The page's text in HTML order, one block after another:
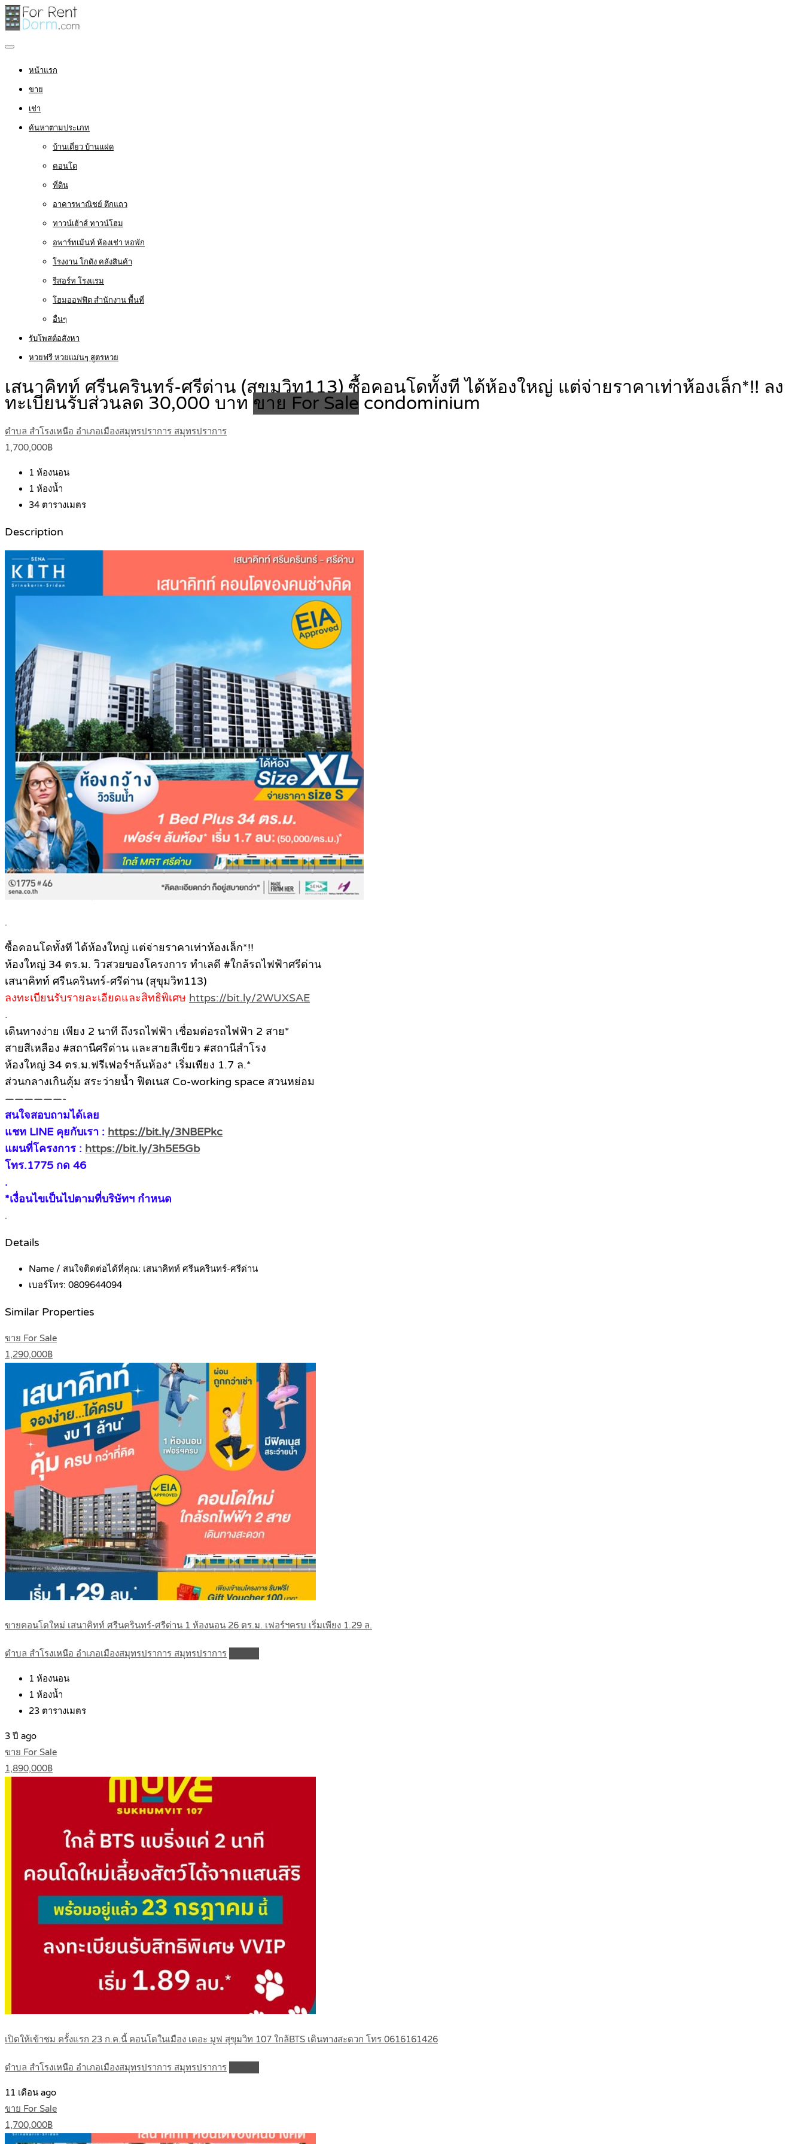
หน้าแรก
ขาย
เช่า
ค้นหาตามประเภท
บ้านเดี่ยว บ้านแฝด
คอนโด
ที่ดิน
อาคารพาณิชย์ ตึกแถว
ทาวน์เฮ้าส์ ทาวน์โฮม
อพาร์ทเม้นท์ ห้องเช่า หอพัก
โรงงาน โกดัง คลังสินค้า
รีสอร์ท โรงแรม
โฮมออฟฟิต สำนักงาน พื้นที่
อื่นๆ
รับโพสต์อสังหา
หวยฟรี หวยแม่นๆ สูตรหวย
เสนาคิทท์ ศรีนครินทร์-ศรีด่าน (สุขุมวิท113) ซื้อคอนโดทั้งที ได้ห้องใหญ่ แต่จ่ายราคาเท่าห้องเล็ก*!! ลง
ทะเบียนรับส่วนลด 30,000 บาท ขาย For Sale condominium
ตำบล สำโรงเหนือ อำเภอเมืองสมุทรปราการ สมุทรปราการ
1,700,000฿
1 ห้องนอน
1 ห้องน้ำ
34 ตารางเมตร
Description
.
ซื้อคอนโดทั้งที ได้ห้องใหญ่ แต่จ่ายราคาเท่าห้องเล็ก*!!
ห้องใหญ่ 34 ตร.ม. วิวสวยของโครงการ ทำเลดี #ใกล้รถไฟฟ้าศรีด่าน
เสนาคิทท์ ศรีนครินทร์-ศรีด่าน (สุขุมวิท113)
ลงทะเบียนรับรายละเอียดและสิทธิพิเศษ https://bit.ly/2WUXSAE
.
เดินทางง่าย เพียง 2 นาที ถึงรถไฟฟ้า เชื่อมต่อรถไฟฟ้า 2 สาย*
สายสีเหลือง #สถานีศรีด่าน และสายสีเขียว #สถานีสำโรง
ห้องใหญ่ 34 ตร.ม.ฟรีเฟอร์ฯล้นห้อง* เริ่มเพียง 1.7 ล.*
ส่วนกลางเกินคุ้ม สระว่ายน้ำ ฟิตเนส Co-working space สวนหย่อม
——————-
สนใจสอบถามได้เลย
แชท LINE คุยกับเรา : https://bit.ly/3NBEPkc
แผนที่โครงการ : https://bit.ly/3h5E5Gb
โทร.1775 กด 46
.
*เงื่อนไขเป็นไปตามที่บริษัทฯ กำหนด
.
Details
Name / สนใจติดต่อได้ที่คุณ: เสนาคิทท์ ศรีนครินทร์-ศรีด่าน
เบอร์โทร: 0809644094
Similar Properties
ขาย For Sale
1,290,000฿
ขายคอนโดใหม่ เสนาคิทท์ ศรีนครินทร์-ศรีด่าน 1 ห้องนอน 26 ตร.ม. เฟอร์ฯครบ เริ่มเพียง 1.29 ล.
ตำบล สำโรงเหนือ อำเภอเมืองสมุทรปราการ สมุทรปราการ
1 ห้องนอน
1 ห้องน้ำ
23 ตารางเมตร
3 ปี ago
ขาย For Sale
1,890,000฿
เปิดให้เข้าชม ครั้งแรก 23 ก.ค.นี้ คอนโดในเมือง เดอะ มูฟ สุขุมวิท 107 ใกล้BTS เดินทางสะดวก โทร 0616161426
ตำบล สำโรงเหนือ อำเภอเมืองสมุทรปราการ สมุทรปราการ
11 เดือน ago
ขาย For Sale
1,700,000฿